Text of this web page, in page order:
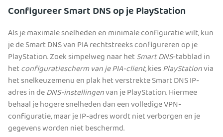
Configureer Smart DNS op je PlayStation
Als je maximale snelheden en minimale configuratie wilt, kun
je de Smart DNS van PIA rechtstreeks configureren op je
PlayStation. Zoek simpelweg naar hetSmart DNS-tabblad in
hetconfiguratiescherm van je PIA-client, kiesPlayStationvia
het snelkeuzemenu en plak het verstrekte Smart DNS IP-
adres in deDNS-instellingenvan je PlayStation. Hiermee
behaal je hogere snelheden dan een volledige VPN-
configuratie, maar je IP-adres wordt niet verborgen en je
gegevens worden niet beschermd.